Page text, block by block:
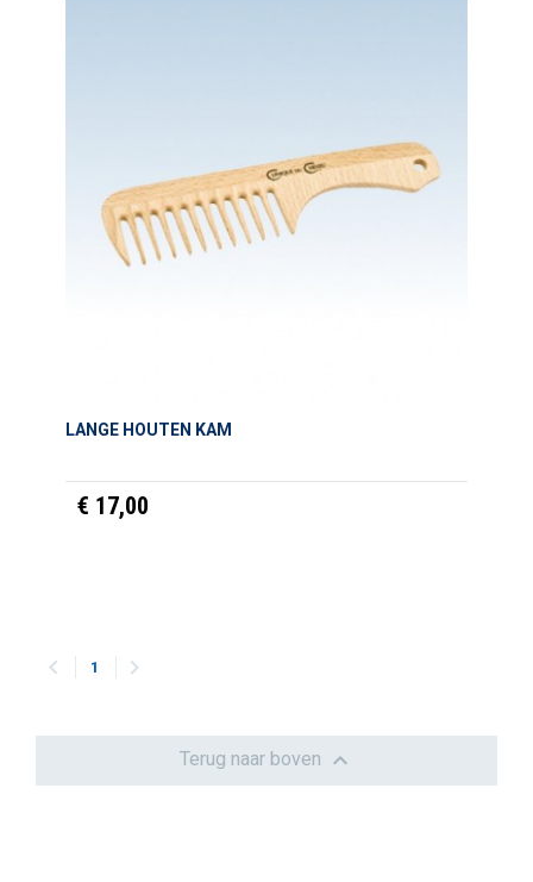
LANGE HOUTEN KAM
€ 17,00
 1 
Terug naar boven 